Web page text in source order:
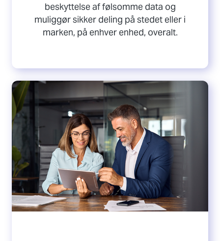
beskyttelse af følsomme data og
muliggør sikker deling på stedet eller i
marken, på enhver enhed, overalt.